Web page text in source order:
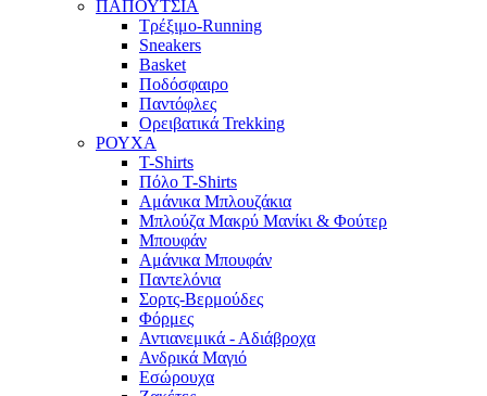
ΠΑΠΟΥΤΣΙΑ
Τρέξιμο-Running
Sneakers
Basket
Ποδόσφαιρο
Παντόφλες
Ορειβατικά Trekking
ΡΟΥΧΑ
T-Shirts
Πόλο T-Shirts
Αμάνικα Μπλουζάκια
Μπλούζα Μακρύ Μανίκι & Φούτερ
Μπουφάν
Αμάνικα Μπουφάν
Παντελόνια
Σορτς-Βερμούδες
Φόρμες
Αντιανεμικά - Αδιάβροχα
Ανδρικά Μαγιό
Εσώρουχα